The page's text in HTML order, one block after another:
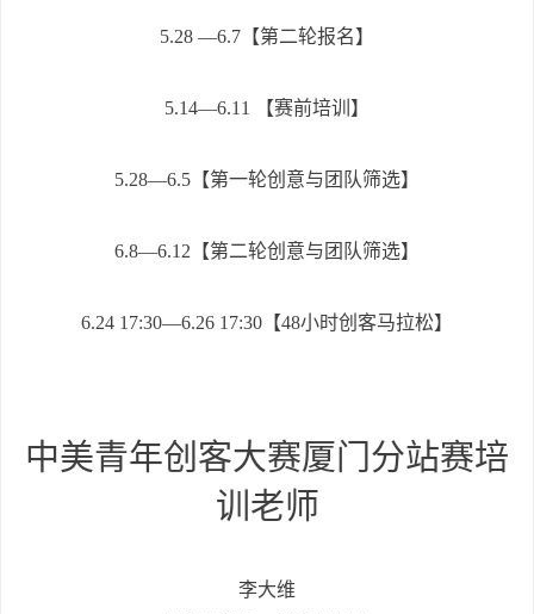
5.28 —6.7【第二轮报名】
5.14—6.11 【赛前培训】
5.28—6.5【第一轮创意与团队筛选】
6.8—6.12【第二轮创意与团队筛选】
6.24 17:30—6.26 17:30【48小时创客马拉松】
中美青年创客大赛厦门分站赛培
训老师
李大维